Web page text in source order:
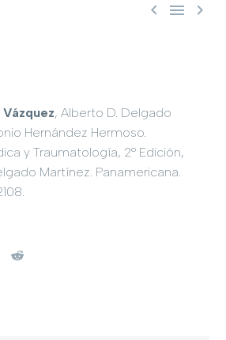
  
, Alberto D. Delgado
Hernández Hermoso.
y Traumatología, 2º Edición,
Martínez. Panamericana.